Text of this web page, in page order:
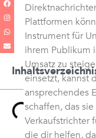
Plattformen
Instrument für
ihrem Publikum
Umsatz zu
einsetzt, kannst
ansprechendes
schaffen, das
Verkaufstrichter
die dir helfen,